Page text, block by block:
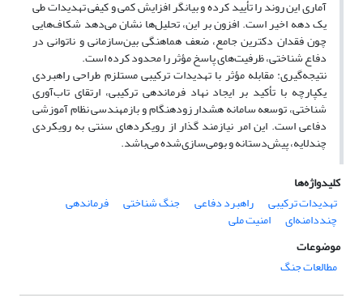
آماری این روند را تأیید کرده و بیانگر افزایش کمی و کیفی تهدیدات طی
یک دهه اخیر است. افزون بر این، تحلیل‌ها نشان می‌دهد شکاف‌هایی
چون فقدان دکترین جامع، ضعف هماهنگی بین‌سازمانی و ناتوانی در
دفاع شناختی، ظرفیت‌های پاسخ مؤثر را محدود کرده است.
نتیجه‌گیری: مقابله مؤثر با تهدیدات ترکیبی مستلزم طراحی راهبردی
یکپارچه با تأکید بر ایجاد نهاد فرماندهی ترکیبی، ارتقای تاب‌آوری
شناختی، توسعه سامانه هشدار زودهنگام و بازمهندسی نظام آموزشی
دفاعی است. این امر نیازمند گذار از رویکردهای سنتی به رویکردی
چندلایه، پیش‌دستانه و بومی‌سازی‌شده می‌باشد.
کلیدواژه‌ها
تهدیدات ترکیبی
راهبرد دفاعی جنگ شناختی فرماندهی
چنددامنه‌ای
امنیت ملی
موضوعات
مطالعات جنگ